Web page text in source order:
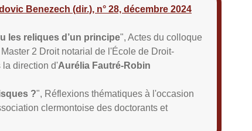
Benezech (dir.), n° 28, décembre 2024
les reliques d’un principe", Actes du colloque
2 Droit notarial de l'École de Droit-
la direction d'Aurélia Fautré-Robin
?", Réflexions thématiques à l'occasion
clermontoise des doctorants et